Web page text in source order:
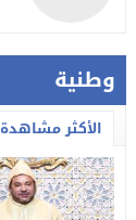
وطنية
الأكثر مشاهدة